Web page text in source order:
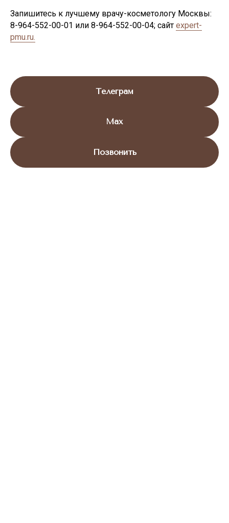
Запишитесь к лучшему врачу-косметологу Москвы:
8-964-552-00-01 или 8-964-552-00-04; сайт expert-
pmu.ru.
Телеграм
Max
Позвонить